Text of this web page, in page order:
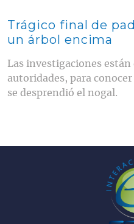
Trágico final de
un árbol encima
Las investigaciones
autoridades, para
se desprendió el nogal.